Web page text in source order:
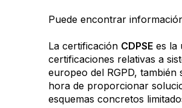
Puede encontrar
La certificación CDPSE es la
certificaciones relativas a
europeo del RGPD,
hora de proporcionar
esquemas concretos